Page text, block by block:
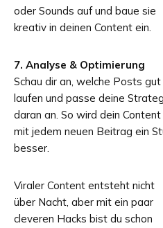
oder Sounds auf und baue sie
kreativ in deinen Content ein.
7. Analyse & Optimierung
Schau dir an, welche Posts gut
laufen und passe deine
daran an. So wird dein Content
mit jedem neuen Beitrag ein
besser.
Viraler Content entsteht nicht
über Nacht, aber mit ein paar
cleveren Hacks bist du schon